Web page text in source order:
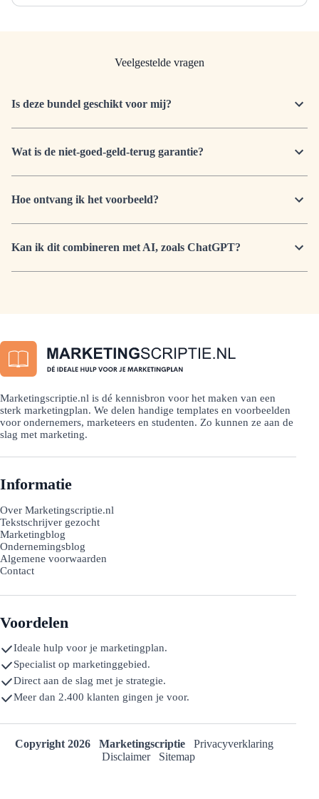
Veelgestelde vragen
Is deze bundel geschikt voor mij?
Wat is de niet-goed-geld-terug garantie?
Hoe ontvang ik het voorbeeld?
Kan ik dit combineren met AI, zoals ChatGPT?
Marketingscriptie.nl is dé kennisbron voor het maken van een
sterk marketingplan. We delen handige templates en voorbeelden
voor ondernemers, marketeers en studenten. Zo kunnen ze aan de
slag met marketing.
Informatie
Over Marketingscriptie.nl
Tekstschrijver gezocht
Marketingblog
Ondernemingsblog
Algemene voorwaarden
Contact
Voordelen
Ideale hulp voor je marketingplan.
Specialist op marketinggebied.
Direct aan de slag met je strategie.
Meer dan 2.400 klanten gingen je voor.
Copyright 2026 Marketingscriptie
Privacyverklaring
Disclaimer Sitemap